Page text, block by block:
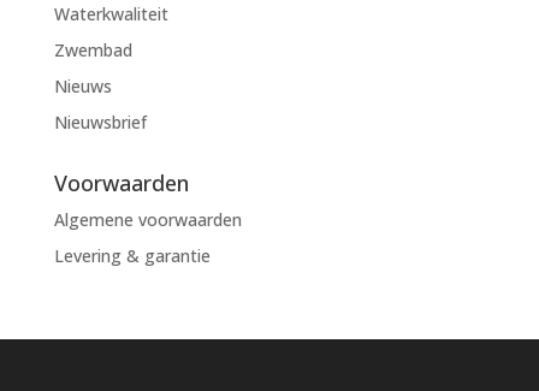
Waterkwaliteit
Zwembad
Nieuws
Nieuwsbrief
Voorwaarden
Algemene voorwaarden
Levering & garantie